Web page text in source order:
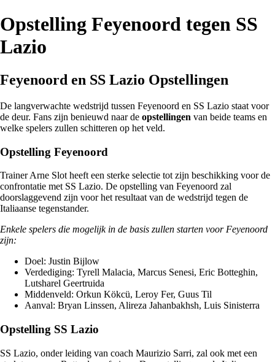
Opstelling Feyenoord tegen SS
Lazio
Feyenoord en SS Lazio Opstellingen
De langverwachte wedstrijd tussen Feyenoord en SS Lazio staat voor
de deur. Fans zijn benieuwd naar de opstellingen van beide teams en
welke spelers zullen schitteren op het veld.
Opstelling Feyenoord
Trainer Arne Slot heeft een sterke selectie tot zijn beschikking voor de
confrontatie met SS Lazio. De opstelling van Feyenoord zal
doorslaggevend zijn voor het resultaat van de wedstrijd tegen de
Italiaanse tegenstander.
Enkele spelers die mogelijk in de basis zullen starten voor Feyenoord
zijn:
Doel: Justin Bijlow
Verdediging: Tyrell Malacia, Marcus Senesi, Eric Botteghin,
Lutsharel Geertruida
Middenveld: Orkun Kökcü, Leroy Fer, Guus Til
Aanval: Bryan Linssen, Alireza Jahanbakhsh, Luis Sinisterra
Opstelling SS Lazio
SS Lazio, onder leiding van coach Maurizio Sarri, zal ook met een